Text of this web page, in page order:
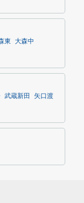
東
大森中
武蔵新田
矢口渡